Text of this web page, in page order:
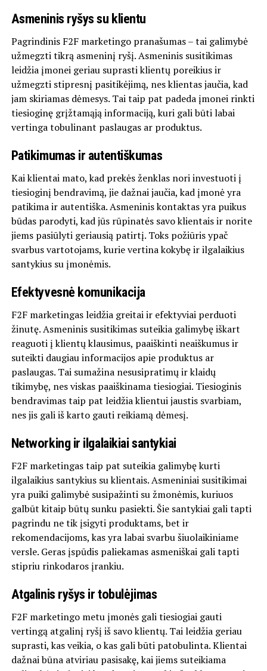
Asmeninis ryšys su klientu
Pagrindinis F2F marketingo pranašumas – tai galimybė
užmegzti tikrą asmeninį ryšį. Asmeninis susitikimas
leidžia įmonei geriau suprasti klientų poreikius ir
užmegzti stipresnį pasitikėjimą, nes klientas jaučia, kad
jam skiriamas dėmesys. Tai taip pat padeda įmonei rinkti
tiesioginę grįžtamąją informaciją, kuri gali būti labai
vertinga tobulinant paslaugas ar produktus.
Patikimumas ir autentiškumas
Kai klientai mato, kad prekės ženklas nori investuoti į
tiesioginį bendravimą, jie dažnai jaučia, kad įmonė yra
patikima ir autentiška. Asmeninis kontaktas yra puikus
būdas parodyti, kad jūs rūpinatės savo klientais ir norite
jiems pasiūlyti geriausią patirtį. Toks požiūris ypač
svarbus vartotojams, kurie vertina kokybę ir ilgalaikius
santykius su įmonėmis.
Efektyvesnė komunikacija
F2F marketingas leidžia greitai ir efektyviai perduoti
žinutę. Asmeninis susitikimas suteikia galimybę iškart
reaguoti į klientų klausimus, paaiškinti neaiškumus ir
suteikti daugiau informacijos apie produktus ar
paslaugas. Tai sumažina nesusipratimų ir klaidų
tikimybę, nes viskas paaiškinama tiesiogiai. Tiesioginis
bendravimas taip pat leidžia klientui jaustis svarbiam,
nes jis gali iš karto gauti reikiamą dėmesį.
Networking ir ilgalaikiai santykiai
F2F marketingas taip pat suteikia galimybę kurti
ilgalaikius santykius su klientais. Asmeniniai susitikimai
yra puiki galimybė susipažinti su žmonėmis, kuriuos
galbūt kitaip būtų sunku pasiekti. Šie santykiai gali tapti
pagrindu ne tik įsigyti produktams, bet ir
rekomendacijoms, kas yra labai svarbu šiuolaikiniame
versle. Geras įspūdis paliekamas asmeniškai gali tapti
stipriu rinkodaros įrankiu.
Atgalinis ryšys ir tobulėjimas
F2F marketingo metu įmonės gali tiesiogiai gauti
vertingą atgalinį ryšį iš savo klientų. Tai leidžia geriau
suprasti, kas veikia, o kas gali būti patobulinta. Klientai
dažnai būna atviriau pasisakę, kai jiems suteikiama